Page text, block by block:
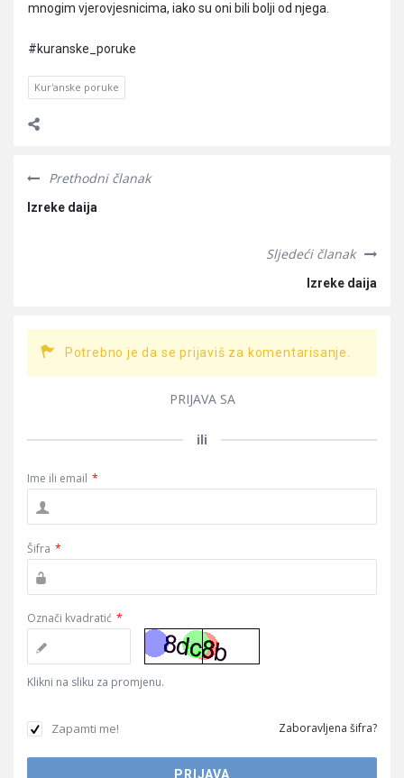
mnogim vjerovjesnicima, iako su oni bili bolji od njega.
#kuranske_poruke
Kur'anske poruke
Prethodni članak
Izreke daija
Sljedeći članak
Izreke daija
Potrebno je da se prijaviš za komentarisanje.
PRIJAVA SA
ili
Ime ili email *
Šifra *
Označi kvadratić *
Klikni na sliku za promjenu.
Zapamti me! Zaboravljena šifra?